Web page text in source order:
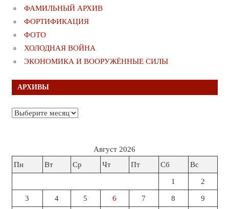
ФАМИЛЬНЫЙ АРХИВ
ФОРТИФИКАЦИЯ
ФОТО
ХОЛОДНАЯ ВОЙНА
ЭКОНОМИКА И ВООРУЖЁННЫЕ СИЛЫ
АРХИВЫ
Архивы
Август 2026
Пн
Вт Ср Чт Пт Сб Вс
1 2
3 4 5 6 7 8 9